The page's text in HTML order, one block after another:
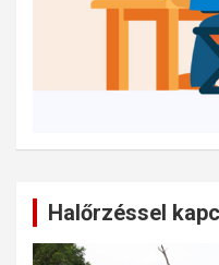
Halőrzéssel